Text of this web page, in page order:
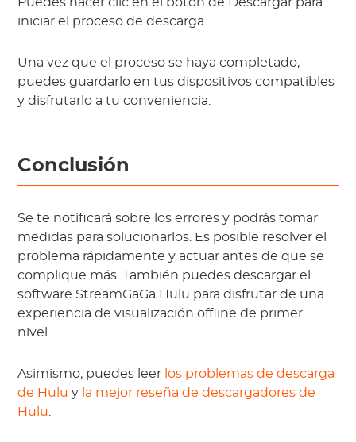
Puedes hacer clic en el botón de Descargar para
iniciar el proceso de descarga.
Una vez que el proceso se haya completado,
puedes guardarlo en tus dispositivos compatibles
y disfrutarlo a tu conveniencia.
Conclusión
Se te notificará sobre los errores y podrás tomar
medidas para solucionarlos. Es posible resolver el
problema rápidamente y actuar antes de que se
complique más. También puedes descargar el
software StreamGaGa Hulu para disfrutar de una
experiencia de visualización offline de primer
nivel.
Asimismo, puedes leer los problemas de descarga
de Hulu y la mejor reseña de descargadores de
Hulu.